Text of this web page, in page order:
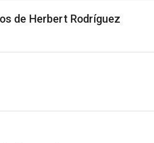
de Herbert Rodríguez